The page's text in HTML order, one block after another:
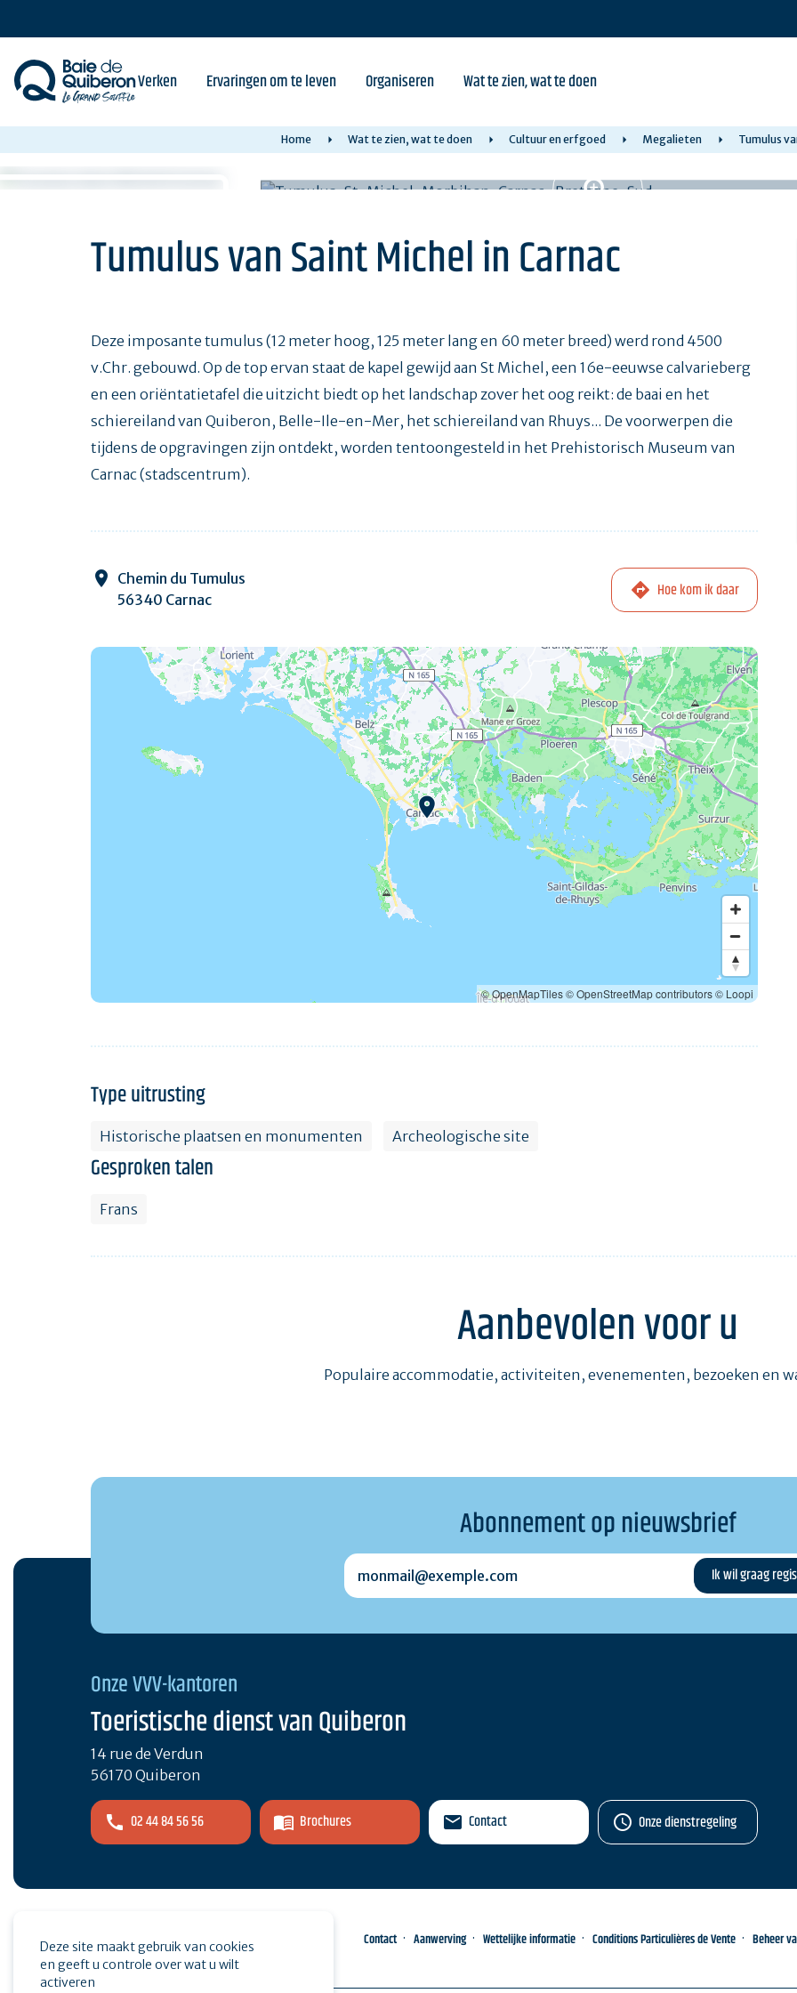
content
Verken Ervaringen om te leven Organiseren Wat te zien, wat te doen
Home Wat te zien, wat te doen Cultuur en erfgoed Megalieten Tumulus
Tumulus van Saint Michel in Carnac
Deze imposante tumulus (12 meter hoog, 125 meter lang en 60 meter breed) werd rond 4500
v.Chr. gebouwd. Op de top ervan staat de kapel gewijd aan St Michel, een 16e-eeuwse calvarieberg
en een oriëntatietafel die uitzicht biedt op het landschap zover het oog reikt: de baai en het
schiereiland van Quiberon, Belle-Ile-en-Mer, het schiereiland van Rhuys... De voorwerpen die
tijdens de opgravingen zijn ontdekt, worden tentoongesteld in het Prehistorisch Museum van
Carnac (stadscentrum).
Chemin du Tumulus
56340 Carnac
Hoe kom ik daar
© OpenMapTiles© OpenStreetMap contributors© Loopi
Type uitrusting
Historische plaatsen en monumenten Archeologische site
Gesproken talen
Frans
Aanbevolen voor u
Populaire accommodatie, activiteiten, evenementen, bezoeken en
Abonnement op nieuwsbrief
monmail@exemple.com
Onze VVV-kantoren
Toeristische dienst van Quiberon
14 rue de Verdun
56170 Quiberon
02 44 84 56 56 Brochures Contact Onze dienstregeling
Espace pro Druk op Contact Aanwerving Wettelijke informatie Conditions Particulières de Vente Beheer
Deze site maakt gebruik van cookies
en geeft u controle over wat u wilt
activeren